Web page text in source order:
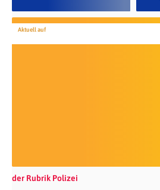
Aktuell auf
der Rubrik Polizei